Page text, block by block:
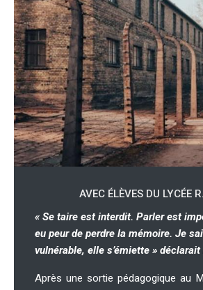
AVEC ÉLÈVES DU LYCÉE
« Se taire est interdit. Parler est
eu peur de perdre la mémoire. Je
vulnérable, elle s’émiette »
Après une sortie pédagogique au